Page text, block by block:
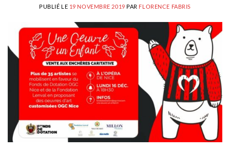
PUBLIÉ LE 19 NOVEMBRE 2019 PAR FLORENCE FABRIS